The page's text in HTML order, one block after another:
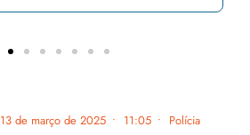
13 de março de 2025 • 11:05 • Polícia